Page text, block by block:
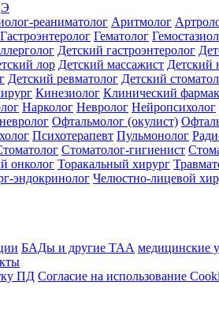
Э
реаниматолог Аритмолог
Гастроэнтеролог Гематолог
Детский гастроэнтеролог
лор Детский массажист Детский
Детский ревматолог Детский
Кинезиолог Клинический
Нарколог Невролог Нейропсихолог
Офтальмолог (окулист)
Психотерапевт Пульмонолог
Стоматолог-гигиенист
онколог Торакальный хирург
эндокринолог Челюстно-лицевой
БАДы и другие ТАА медицинские
ПД Согласие на использование